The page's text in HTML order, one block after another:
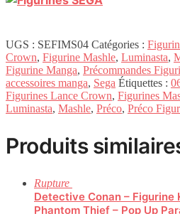
UGS : SEFIMS04 Catégories :
Crown, Figurine Mashle, Luminasta,
Figurine Manga, Précommandes
accessoires manga, Sega Étiquettes :
Figurines Lance Crown, Figurines
Luminasta, Mashle, Préco, Préco
Produits
Rupture
Detective Conan – Figurine
Phantom Thief – Pop Up